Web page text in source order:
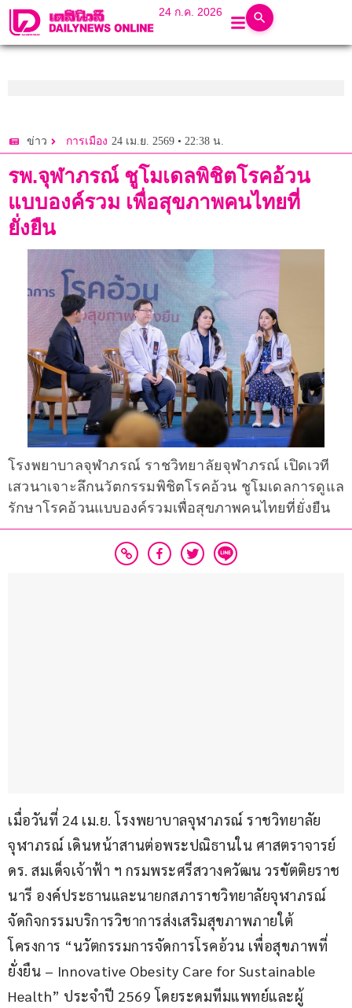
24 ก.ค. 2026
ข่าว การเมือง 24 เม.ย. 2569 • 22:38 น.
รพ.จุฬาภรณ์ ชูโมเดลพิชิตโรคอ้วน
แบบองค์รวม เพื่อสุขภาพคนไทยที่
ยั่งยืน
โรงพยาบาลจุฬาภรณ์ ราชวิทยาลัยจุฬาภรณ์ เปิดเวที
เสวนาเจาะลึกนวัตกรรมพิชิตโรคอ้วน ชูโมเดลการดูแล
รักษาโรคอ้วนแบบองค์รวมเพื่อสุขภาพคนไทยที่ยั่งยืน
เมื่อวันที่ 24 เม.ย. โรงพยาบาลจุฬาภรณ์ ราชวิทยาลัย
จุฬาภรณ์ เดินหน้าสานต่อพระปณิธานใน ศาสตราจารย์
ดร. สมเด็จเจ้าฟ้า ฯ กรมพระศรีสวางควัฒน วรขัตติยราช
นารี องค์ประธานและนายกสภาราชวิทยาลัยจุฬาภรณ์
จัดกิจกรรมบริการวิชาการส่งเสริมสุขภาพภายใต้
โครงการ “นวัตกรรมการจัดการโรคอ้วน เพื่อสุขภาพที่
ยั่งยืน – Innovative Obesity Care for Sustainable
Health” ประจำปี 2569 โดยระดมทีมแพทย์และผู้